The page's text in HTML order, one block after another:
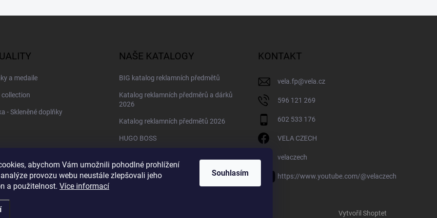
abychom Vám umožnili pohodlné prohlížení
provozu webu neustále zlepšovali jeho
a použitelnost. Více informací
Souhlasím
a medaile
- Skleněné doplňky
NAŠE KATALOGY
BIG katalog reklamních předmětů
Katalog reklamních předměrů a dárků
2026
Katalog reklamních předmětů 2026
HUGO BOSS
Christian Lacroix
KONTAKT
vela.fp@vela.cz
596 121 269
602 533 176
VELA CZECH
velaczech
https://www.youtube.com/@velaczech
Vytvořil Shoptet